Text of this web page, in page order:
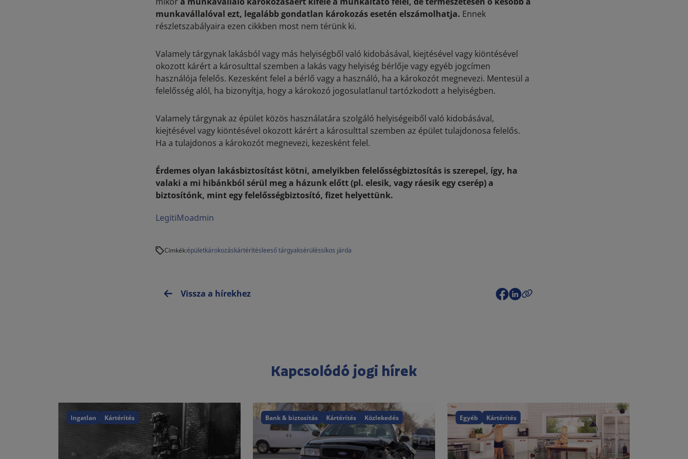
munkavállalóval ezt, legalább gondatlan károkozás esetén elszámolhatja. Ennek
részletszabályaira ezen cikkben most nem térünk ki.
Valamely tárgynak lakásból vagy más helyiségből való kidobásával, kiejtésével vagy kiöntésével
okozott kárért a károsulttal szemben a lakás vagy helyiség bérlője vagy egyéb jogcímen
használója felelős. Kezesként felel a bérlő vagy a használó, ha a károkozót megnevezi. Mentesül a
felelősség alól, ha bizonyítja, hogy a károkozó jogosulatlanul tartózkodott a helyiségben.
Valamely tárgynak az épület közös használatára szolgáló helyiségeiből való kidobásával,
kiejtésével vagy kiöntésével okozott kárért a károsulttal szemben az épület tulajdonosa felelős.
Ha a tulajdonos a károkozót megnevezi, kezesként felel.
Érdemes olyan lakásbiztosítást kötni, amelyikben felelősségbiztosítás is szerepel, így, ha
valaki a mi hibánkból sérül meg a házunk előtt (pl. elesik, vagy ráesik egy cserép) a
biztosítónk, mint egy felelősségbiztosító, fizet helyettünk.
LegitiMoadmin
Címkék:épületkárokozáskártérítésleeső tárgyaksérüléssíkos járda
Vissza a hírekhez
Kapcsolódó jogi hírek
Ingatlan Kártérítés Bank & biztosítás Kártérítés Közlekedés Egyéb Kártérítés